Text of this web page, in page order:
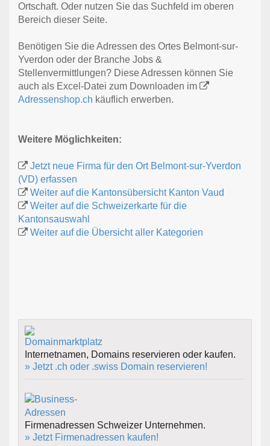
Ortschaft. Oder nutzen Sie das Suchfeld im oberen
Bereich dieser Seite.
Benötigen Sie die Adressen des Ortes Belmont-sur-
Yverdon oder der Branche Jobs &
Stellenvermittlungen? Diese Adressen können Sie
auch als Excel-Datei zum Downloaden im
Adressenshop.ch käuflich erwerben.
Weitere Möglichkeiten:
Jetzt neue Firma für den Ort Belmont-sur-Yverdon
(VD) erfassen
Weiter auf die Kantonsübersicht Kanton Vaud
Weiter auf die Schweizerkarte für die
Kantonsauswahl
Weiter auf die Übersicht aller Kategorien
Internetnamen, Domains reservieren oder kaufen.
» Jetzt .ch oder .swiss Domain reservieren!
Firmenadressen Schweizer Unternehmen.
» Jetzt Firmenadressen kaufen!